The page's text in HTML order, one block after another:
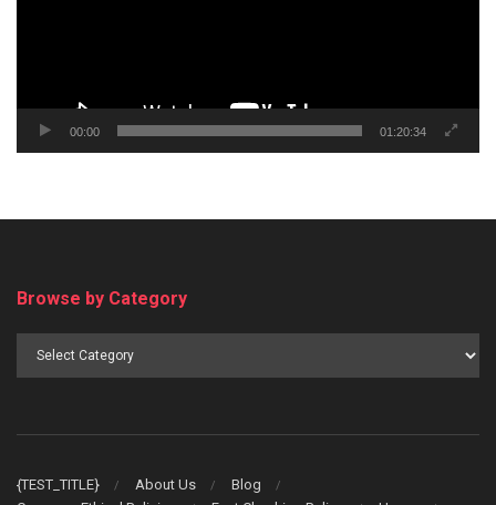
00:00 01:20:34
Browse by Category
{TEST_TITLE} About Us
Blog